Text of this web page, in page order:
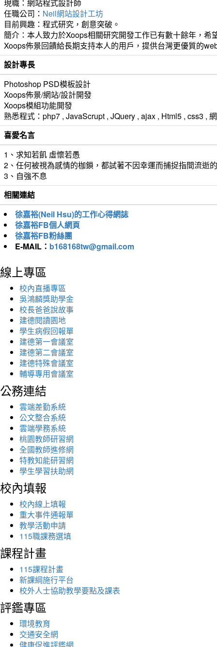
現職：網站程式設計師
任職公司： Neil網站設計工坊
目前興趣：程式研究，創意突破。
簡介：本人致力於Xoops相關研究開發工作已有數十餘年，
Xoops佈景回饋給長期支持本人的用戶，提供台灣更優質的
設計專長
Photoshop PSD模板設計
Xoops佈景/網站/設計開發
Xoops模組功能開發
熟悉程式：php7 , JavaScrupt , JQuery , ajax , Html5 , css3 ,
喜愛名言
1、求知若飢 虛懷若愚
2、任何被視為感情的枷鎖，都試著不因幸運而捕捉指間流逝
3、自強不息
相關連結
徐嘉裕(Neil Hsu)的工作心得網誌
徐嘉裕FB個人網頁
徐嘉裕FB粉絲團
E-MAIL： b168168tw@gmail.com
線上專區
校內直播專區
吳鴻麟獎助學金
校長爸爸說故事
建德閱讀園地
學生病假回報單
建德第一會議室
建德第二會議室
建德特殊會議室
輔導專用會議室
公務連結
雲端差勤系統
公文整合系統
雲端學務系統
桃園教師研習網
全國教師進修網
特教知能研習網
學生學習扶助網
校內填報
校內線上填報
重大事件通報單
教學活動申請
115職課務選填
課程計畫
115課程計畫
新課綱施行平台
校外人士協助教學要點及課表
評鑑專區
環境教育
交通安全網